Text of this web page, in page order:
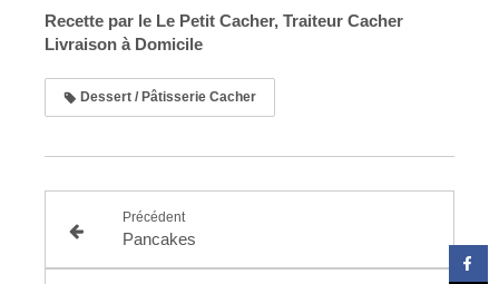
Recette par le Le Petit Cacher, Traiteur Cacher
Livraison à Domicile
Dessert / Pâtisserie Cacher
Précédent
Pancakes